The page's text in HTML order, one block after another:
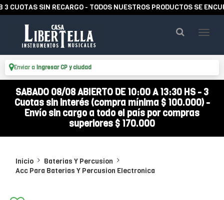
SIN RECARGO - TODOS NUESTROS PRODUCTOS SE
Enviar a Ingresar CP y ciudad
SABADO 08/08 ABIERTO DE 10:00 A 13:30 HS - 3
Cuotas sin interés (compra mínima $ 100.000) -
Envío sin cargo a todo el país por compras
superiores $ 170.000
Inicio
Baterias Y Percusion
Acc Para Baterias Y Percusion Electronica